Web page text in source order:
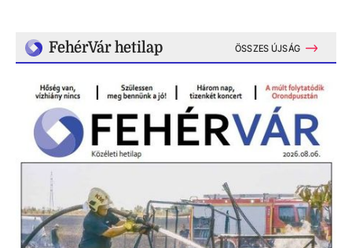
FehérVár hetilap ÖSSZES ÚJSÁG